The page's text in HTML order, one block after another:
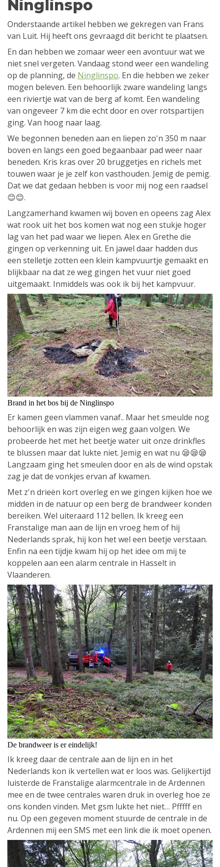
Ninglinspo
Onderstaande artikel hebben we gekregen van Frans
van Luit. Hij heeft ons gevraagd dit bericht te plaatsen.
En dan hebben we zomaar weer een avontuur wat we
niet snel vergeten. Vandaag stond weer een wandeling
op de planning, de Ninglinspo. En die hebben we zeker
mogen beleven. Een behoorlijk zware wandeling langs
een riviertje wat van de berg af komt. Een wandeling
van ongeveer 7 km die echt door en over rotspartijen
ging. Van hoog naar laag.
We begonnen beneden aan en liepen zo'n 350 m naar
boven en langs een goed begaanbaar pad weer naar
beneden. Kris kras over 20 bruggetjes en richels met
touwen waar je je zelf kon vasthouden. Jemig de pemig.
Dat we dat gedaan hebben is voor mij nog een raadsel
😊😊.
Langzamerhand kwamen wij boven en opeens zag Alex
wat rook uit het bos komen wat nog een stukje hoger
lag van het pad waar we liepen. Alex en Grethe die
gingen op verkenning uit. En jawel daar hadden dus
een stelletje zotten een klein kampvuurtje gemaakt en
blijkbaar na dat ze weg gingen het vuur niet goed
uitgemaakt. Inmiddels was ook ik bij het kampvuur.
Brand in het bos bij de Ninglinspo
Er kamen geen vlammen vanaf.. Maar het smeulde nog
behoorlijk en was zijn eigen weg gaan volgen. We
probeerde het met het beetje water uit onze drinkfles
te blussen maar dat lukte niet. Jemig en wat nu 😪😪😪
Langzaam ging het smeulen door en als de wind opstak
zag je dat de vonkjes ervan af kwamen.
Met z'n drieën kort overleg en we gingen kijken hoe we
midden in de natuur op een berg de brandweer konden
bereiken. Wel uiteraard 112 bellen. Ik kreeg een
Franstalige man aan de lijn en vroeg hem of hij
Nederlands sprak, hij kon het wel een beetje verstaan.
Enfin na een tijdje kwam hij op het idee om mij te
koppelen aan een alarm centrale in Hasselt in
Vlaanderen.
De brandweer is er eindelijk!
Ik kreeg daar de centrale aan de lijn en in het
Nederlands kon ik vertellen wat er loos was. Gelijkertijd
luisterde de Franstalige alarmcentrale in de Ardennen
mee en de twee centrales waren druk in overleg hoe ze
ons konden vinden. Met gsm lukte het niet… Pfffff en
nu. Op een gegeven moment stuurde de centrale in de
Ardennen mij een SMS met een link die ik moet openen.